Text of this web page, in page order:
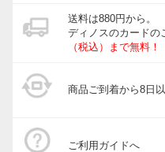
送料は880円から。
ディノスのカードの
（税込）まで無料！
商品ご到着から8日
ご利用ガイドへ